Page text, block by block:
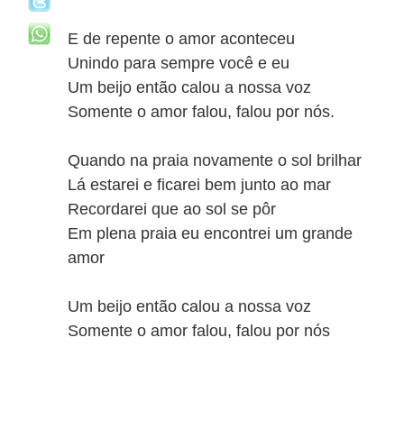
E de repente o amor aconteceu
Unindo para sempre você e eu
Um beijo então calou a nossa voz
Somente o amor falou, falou por nós.
Quando na praia novamente o sol brilhar
Lá estarei e ficarei bem junto ao mar
Recordarei que ao sol se pôr
Em plena praia eu encontrei um grande
amor
Um beijo então calou a nossa voz
Somente o amor falou, falou por nós